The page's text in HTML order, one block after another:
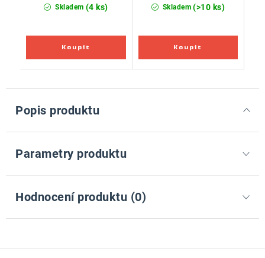
Skladem (4 ks) Skladem (>10 ks)
Popis produktu
Parametry produktu
Hodnocení produktu (0)